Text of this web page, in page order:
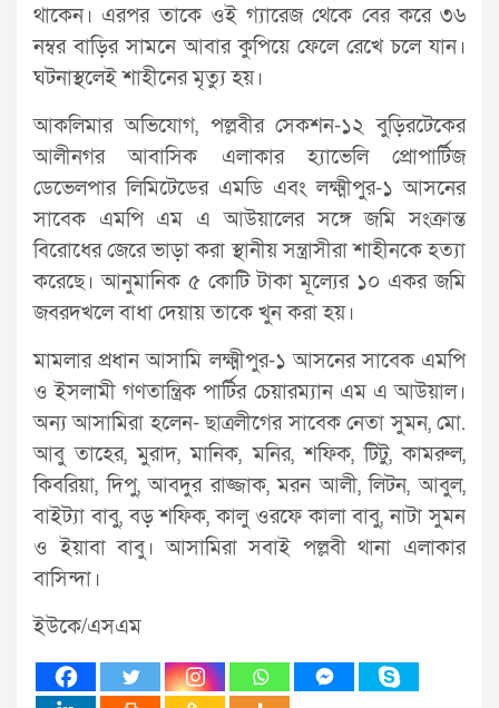
থাকেন। এরপর তাকে ওই গ্যারেজ থেকে বের করে ৩৬
নম্বর বাড়ির সামনে আবার কুপিয়ে ফেলে রেখে চলে যান।
ঘটনাস্থলেই শাহীনের মৃত্যু হয়।
আকলিমার অভিযোগ, পল্লবীর সেকশন-১২ বুড়িরটেকের
আলীনগর আবাসিক এলাকার হ্যাভেলি প্রোপার্টিজ
ডেভেলপার লিমিটেডের এমডি এবং লক্ষ্মীপুর-১ আসনের
সাবেক এমপি এম এ আউয়ালের সঙ্গে জমি সংক্রান্ত
বিরোধের জেরে ভাড়া করা স্থানীয় সন্ত্রাসীরা শাহীনকে হত্যা
করেছে। আনুমানিক ৫ কোটি টাকা মূল্যের ১০ একর জমি
জবরদখলে বাধা দেয়ায় তাকে খুন করা হয়।
মামলার প্রধান আসামি লক্ষ্মীপুর-১ আসনের সাবেক এমপি
ও ইসলামী গণতান্ত্রিক পার্টির চেয়ারম্যান এম এ আউয়াল।
অন্য আসামিরা হলেন- ছাত্রলীগের সাবেক নেতা সুমন, মো.
আবু তাহের, মুরাদ, মানিক, মনির, শফিক, টিটু, কামরুল,
কিবরিয়া, দিপু, আবদুর রাজ্জাক, মরন আলী, লিটন, আবুল,
বাইট্যা বাবু, বড় শফিক, কালু ওরফে কালা বাবু, নাটা সুমন
ও ইয়াবা বাবু। আসামিরা সবাই পল্লবী থানা এলাকার
বাসিন্দা।
ইউকে/এসএম